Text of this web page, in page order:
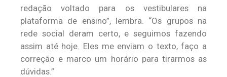
redação voltado para os vestibulares na
plataforma de ensino”, lembra. “Os grupos na
rede social deram certo, e seguimos fazendo
assim até hoje. Eles me enviam o texto, faço a
correção e marco um horário para tirarmos as
dúvidas.”